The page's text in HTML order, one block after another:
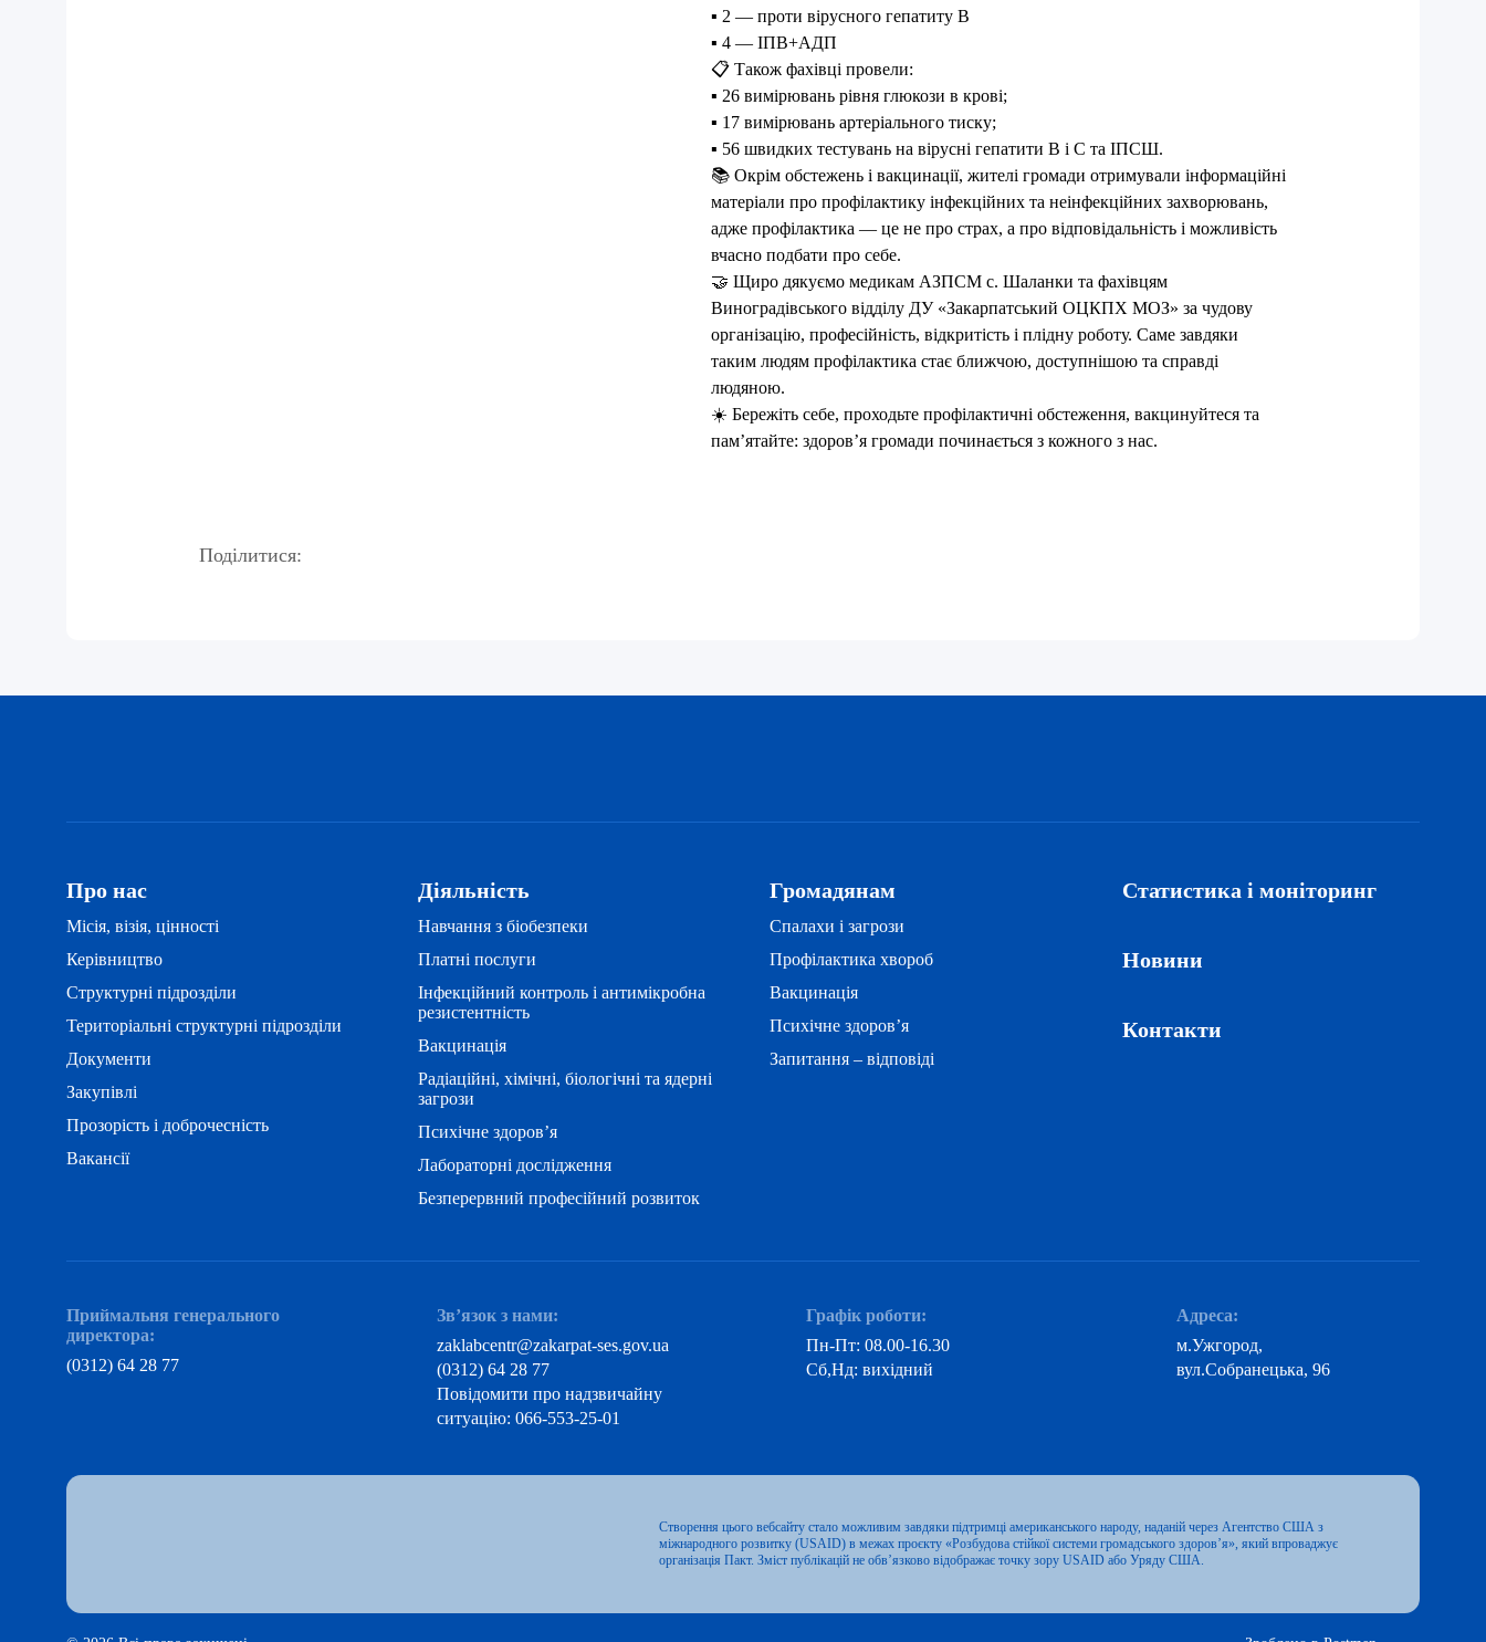
▪️ 2 — проти вірусного гепатиту В
▪️ 4 — ІПВ+АДП
📋 Також фахівці провели:
▪️ 26 вимірювань рівня глюкози в крові;
▪️ 17 вимірювань артеріального тиску;
▪️ 56 швидких тестувань на вірусні гепатити В і С та ІПСШ.
📚 Окрім обстежень і вакцинації, жителі громади отримували інформаційні
матеріали про профілактику інфекційних та неінфекційних захворювань,
адже профілактика — це не про страх, а про відповідальність і можливість
вчасно подбати про себе.
🤝 Щиро дякуємо медикам АЗПСМ с. Шаланки та фахівцям
Виноградівського відділу ДУ «Закарпатський ОЦКПХ МОЗ» за чудову
організацію, професійність, відкритість і плідну роботу. Саме завдяки
таким людям профілактика стає ближчою, доступнішою та справді
людяною.
☀️ Бережіть себе, проходьте профілактичні обстеження, вакцинуйтеся та
пам’ятайте: здоров’я громади починається з кожного з нас.
Поділитися:
Про нас
Місія, візія, цінності
Керівництво
Структурні підрозділи
Територіальні структурні підрозділи
Документи
Закупівлі
Прозорість і доброчесність
Вакансії
Діяльність
Навчання з біобезпеки
Платні послуги
Інфекційний контроль і антимікробна
резистентність
Вакцинація
Радіаційні, хімічні, біологічні та ядерні
загрози
Психічне здоров’я
Лабораторні дослідження
Безперервний професійний розвиток
Громадянам
Спалахи і загрози
Профілактика хвороб
Вакцинація
Психічне здоров’я
Запитання – відповіді
Статистика і моніторинг
Новини
Контакти
Приймальня генерального
директора:
(0312) 64 28 77
Зв’язок з нами:
zaklabcentr@zakarpat-ses.gov.ua
(0312) 64 28 77
Повідомити про надзвичайну
ситуацію: 066-553-25-01
Графік роботи:
Пн-Пт: 08.00-16.30
Сб,Нд: вихідний
Адреса:
м.Ужгород,
вул.Собранецька, 96
Створення цього вебсайту стало можливим завдяки підтримці американського народу, наданій через Агентство США з
міжнародного розвитку (USAID) в межах проєкту «Розбудова стійкої системи громадського здоров’я», який впроваджує
організація Пакт. Зміст публікацій не обв’язково відображає точку зору USAID або Уряду США.